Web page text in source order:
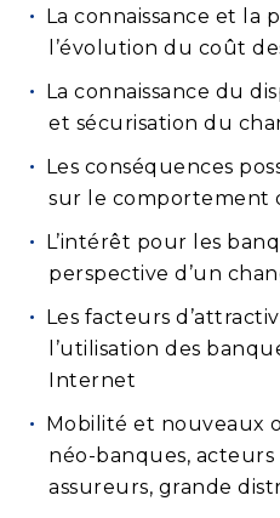
La connaissance et la
l’évolution du coût
La connaissance du
et sécurisation du
Les conséquences
sur le comportement
L’intérêt pour les
perspective d’un
Les facteurs
l’utilisation des
Internet
Mobilité et nouveaux
néo-banques,
assureurs, grande